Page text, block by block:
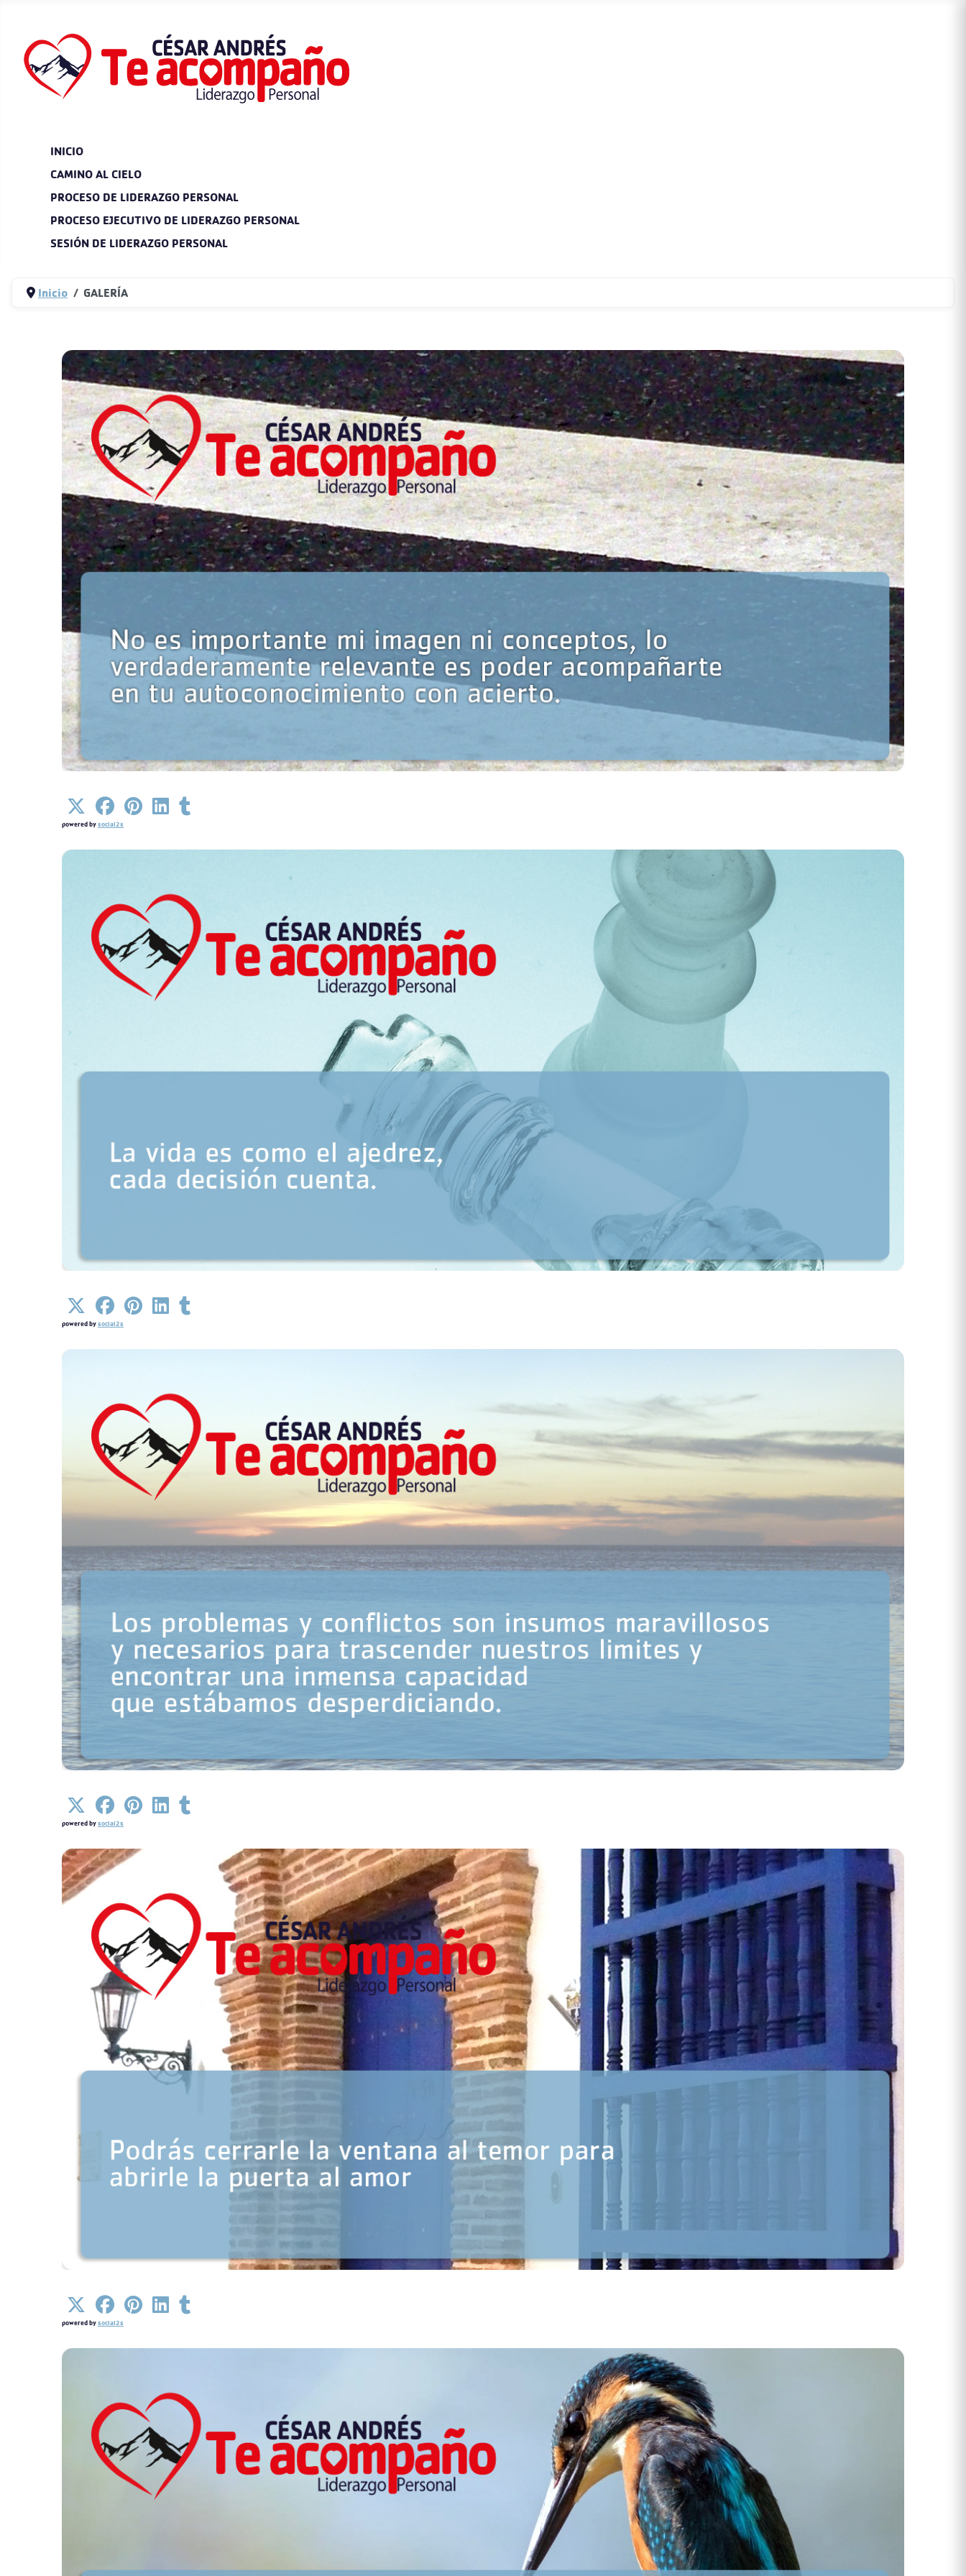
INICIO
CAMINO AL CIELO
PROCESO DE LIDERAZGO PERSONAL
PROCESO EJECUTIVO DE LIDERAZGO PERSONAL
SESIÓN DE LIDERAZGO PERSONAL
Inicio GALERÍA
powered bysocial2s
powered bysocial2s
powered bysocial2s
powered bysocial2s